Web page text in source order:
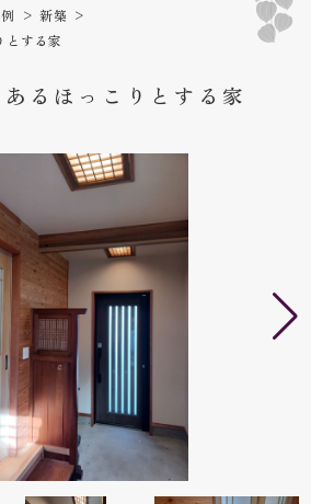
新築
とする家
るほっこりとする家